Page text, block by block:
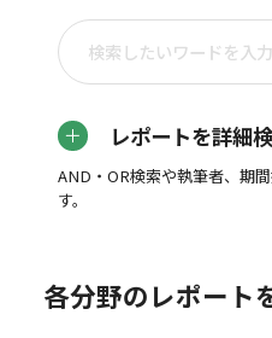
レポートを詳細
AND・OR検索や執筆者、期
す。
各分野のレポート